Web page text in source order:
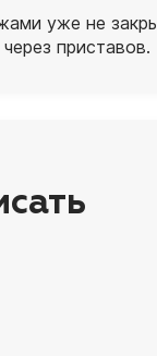
уже не
приставов.